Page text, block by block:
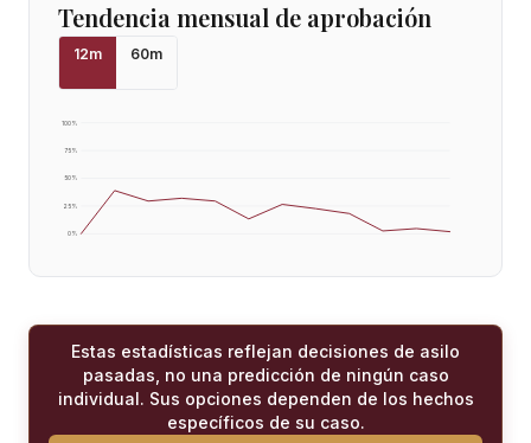
Tendencia mensual de aprobación
12m 60m
0%
25%
50%
75%
100%
Estas estadísticas reflejan decisiones de asilo
pasadas, no una predicción de ningún caso
individual. Sus opciones dependen de los hechos
específicos de su caso.